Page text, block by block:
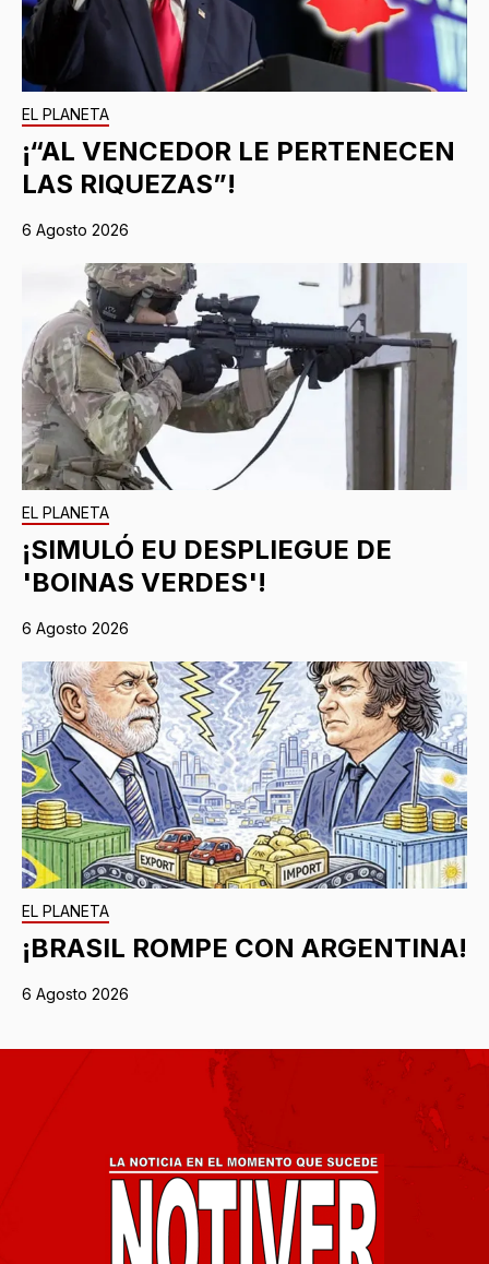
EL PLANETA
¡“AL VENCEDOR LE PERTENECEN
LAS RIQUEZAS”!
6 Agosto 2026
EL PLANETA
¡SIMULÓ EU DESPLIEGUE DE
'BOINAS VERDES'!
6 Agosto 2026
EL PLANETA
¡BRASIL ROMPE CON ARGENTINA!
6 Agosto 2026